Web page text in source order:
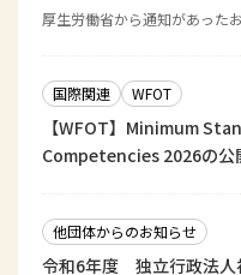
厚生労働省から通知があった
国際関連 WFOT
【WFOT】Minimum
Competencies 2026の公
他団体からのお知らせ
令和6年度 独立行政法